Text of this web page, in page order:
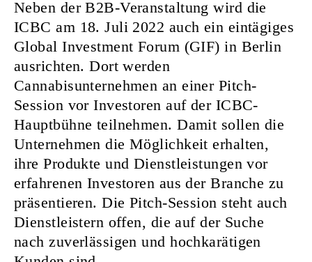
Neben der B2B-Veranstaltung wird die
ICBC am 18. Juli 2022 auch ein eintägiges
Global Investment Forum (GIF) in Berlin
ausrichten. Dort werden
Cannabisunternehmen an einer Pitch-
Session vor Investoren auf der ICBC-
Hauptbühne teilnehmen. Damit sollen die
Unternehmen die Möglichkeit erhalten,
ihre Produkte und Dienstleistungen vor
erfahrenen Investoren aus der Branche zu
präsentieren. Die Pitch-Session steht auch
Dienstleistern offen, die auf der Suche
nach zuverlässigen und hochkarätigen